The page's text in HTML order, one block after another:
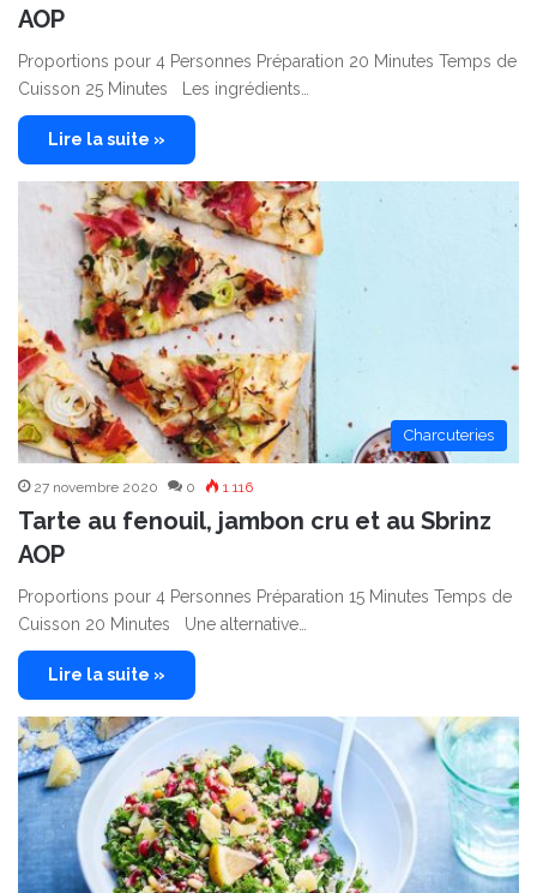
AOP
Proportions pour 4 Personnes Préparation 20 Minutes Temps de
Cuisson 25 Minutes Les ingrédients…
Lire la suite »
Charcuteries
27 novembre 2020 0 1 116
Tarte au fenouil, jambon cru et au Sbrinz
AOP
Proportions pour 4 Personnes Préparation 15 Minutes Temps de
Cuisson 20 Minutes Une alternative…
Lire la suite »